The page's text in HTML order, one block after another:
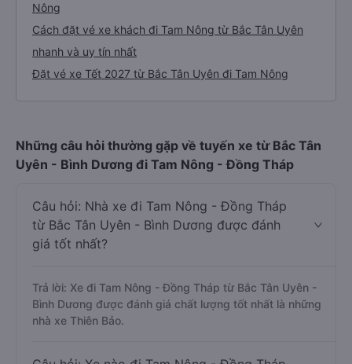
Nông
Cách đặt vé xe khách đi Tam Nông từ Bắc Tân Uyên
nhanh và uy tín nhất
Đặt vé xe Tết 2027 từ Bắc Tân Uyên đi Tam Nông
Những câu hỏi thường gặp về tuyến xe từ Bắc Tân
Uyên - Bình Dương đi Tam Nông - Đồng Tháp
Câu hỏi: Nhà xe đi Tam Nông - Đồng Tháp
từ Bắc Tân Uyên - Bình Dương được đánh
giá tốt nhất?
Trả lời: Xe đi Tam Nông - Đồng Tháp từ Bắc Tân Uyên -
Bình Dương được đánh giá chất lượng tốt nhất là những
nhà xe Thiên Bảo.